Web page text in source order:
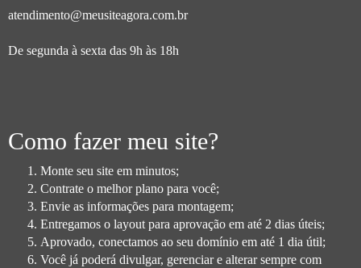
atendimento@meusiteagora.com.br
De segunda à sexta das 9h às 18h
Como fazer meu site?
Monte seu site em minutos;
Contrate o melhor plano para você;
Envie as informações para montagem;
Entregamos o layout para aprovação em até 2 dias úteis;
Aprovado, conectamos ao seu domínio em até 1 dia útil;
Você já poderá divulgar, gerenciar e alterar sempre com